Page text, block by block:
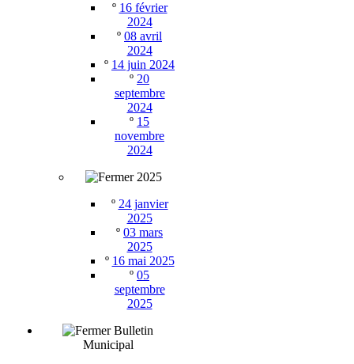
º 16 février
2024
º 08 avril
2024
º 14 juin 2024
º 20
septembre
2024
º 15
novembre
2024
2025
º 24 janvier
2025
º 03 mars
2025
º 16 mai 2025
º 05
septembre
2025
Bulletin
Municipal